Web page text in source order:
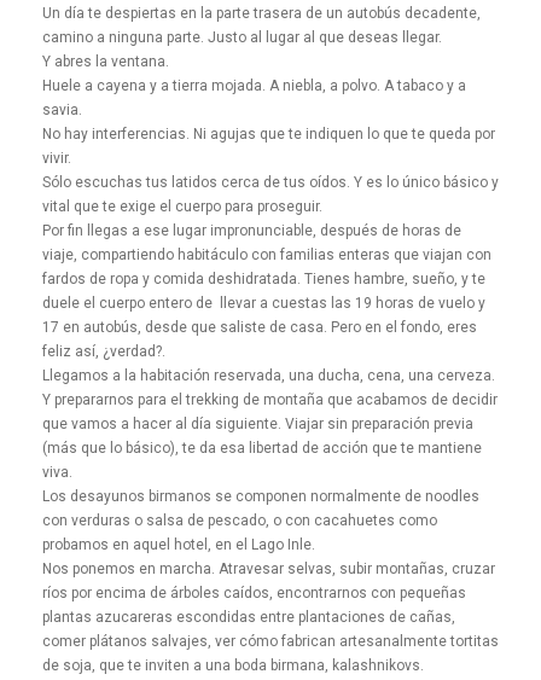
Un día te despiertas en la parte trasera de un autobús decadente,
camino a ninguna parte. Justo al lugar al que deseas llegar.
Y abres la ventana.
Huele a cayena y a tierra mojada. A niebla, a polvo. A tabaco y a
savia.
No hay interferencias. Ni agujas que te indiquen lo que te queda por
vivir.
Sólo escuchas tus latidos cerca de tus oídos. Y es lo único básico y
vital que te exige el cuerpo para proseguir.
Por fin llegas a ese lugar impronunciable, después de horas de
viaje, compartiendo habitáculo con familias enteras que viajan con
fardos de ropa y comida deshidratada. Tienes hambre, sueño, y te
duele el cuerpo entero de llevar a cuestas las 19 horas de vuelo y
17 en autobús, desde que saliste de casa. Pero en el fondo, eres
feliz así, ¿verdad?.
Llegamos a la habitación reservada, una ducha, cena, una cerveza.
Y prepararnos para el trekking de montaña que acabamos de decidir
que vamos a hacer al día siguiente. Viajar sin preparación previa
(más que lo básico), te da esa libertad de acción que te mantiene
viva.
Los desayunos birmanos se componen normalmente de noodles
con verduras o salsa de pescado, o con cacahuetes como
probamos en aquel hotel, en el Lago Inle.
Nos ponemos en marcha. Atravesar selvas, subir montañas, cruzar
ríos por encima de árboles caídos, encontrarnos con pequeñas
plantas azucareras escondidas entre plantaciones de cañas,
comer plátanos salvajes, ver cómo fabrican artesanalmente tortitas
de soja, que te inviten a una boda birmana, kalashnikovs.